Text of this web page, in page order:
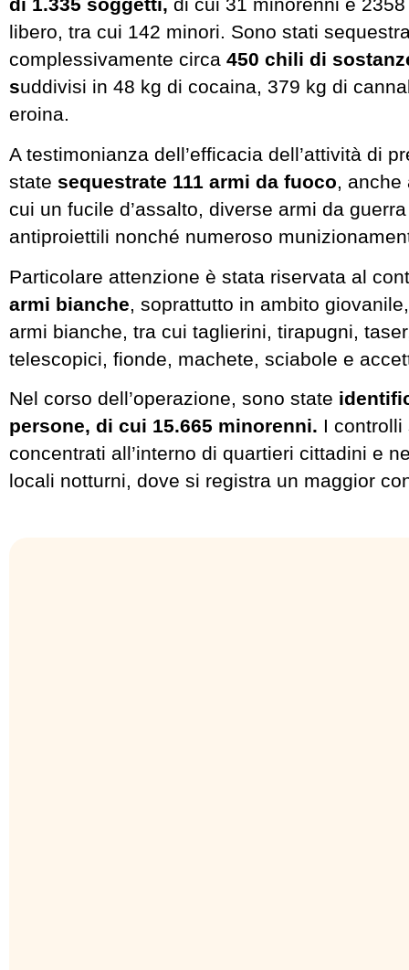
di 1.335 soggetti, di cui 31 minorenni e
libero, tra cui 142 minori. Sono stati
complessivamente circa 450 chili di
suddivisi in 48 kg di cocaina, 379 kg di
eroina.
A testimonianza dell’efficacia dell’attività di
state sequestrate 111 armi da fuoco, anche
cui un fucile d’assalto, diverse armi da
antiproiettili nonché numeroso
Particolare attenzione è stata riservata al
armi bianche , soprattutto in ambito
armi bianche, tra cui taglierini, tirapugni,
telescopici, fionde, machete, sciabole e
Nel corso dell’operazione, sono state
persone, di cui 15.665 minorenni. I controlli
concentrati all’interno di quartieri cittadini e
locali notturni, dove si registra un maggior